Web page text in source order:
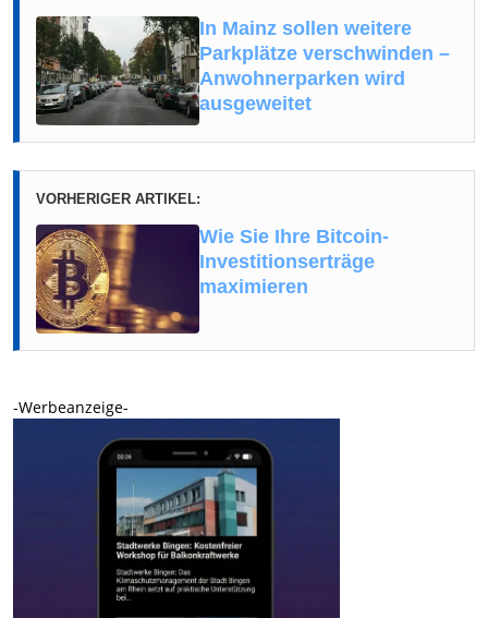
In Mainz sollen weitere
Parkplätze verschwinden –
Anwohnerparken wird
ausgeweitet
VORHERIGER ARTIKEL:
Wie Sie Ihre Bitcoin-
Investitionserträge
maximieren
-Werbeanzeige-